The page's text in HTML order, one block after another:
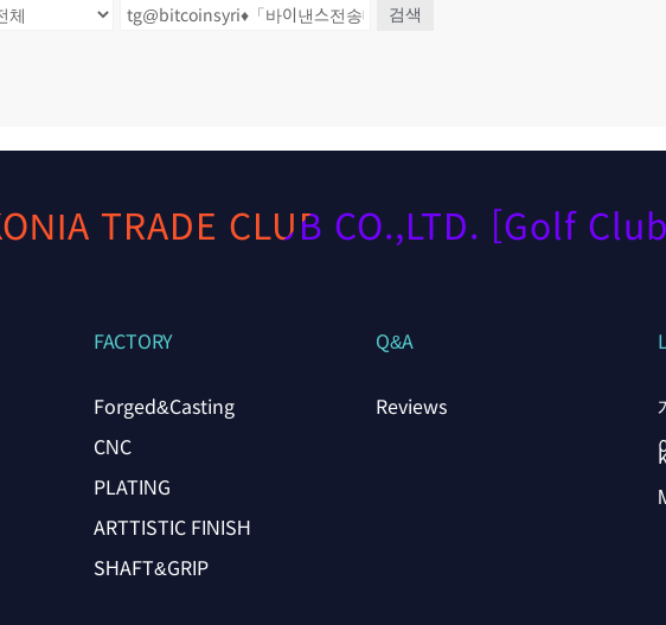
검색
TRADE CLUB CO.,LTD. [Golf
FACTORY
Forged&Casting
CNC
PLATING
ARTTISTIC FINISH
SHAFT&GRIP
Q&A
Reviews